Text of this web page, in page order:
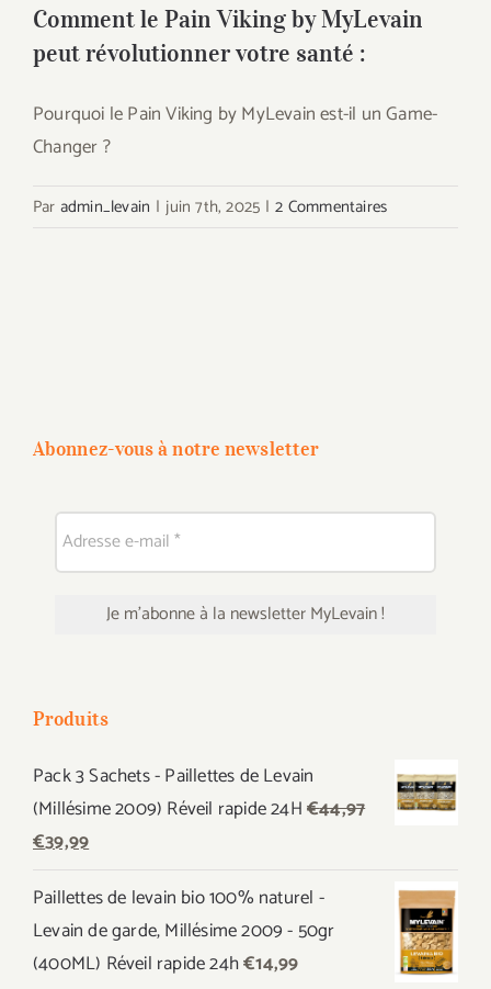
Comment le Pain Viking by MyLevain
peut révolutionner votre santé :
Pourquoi le Pain Viking by MyLevain est-il un Game-
Changer ?
Par admin_levain | juin 7th, 2025 | 2 Commentaires
Abonnez-vous à notre newsletter
Produits
Pack 3 Sachets - Paillettes de Levain
(Millésime 2009) Réveil rapide 24H€44,97
Le
initial
était :
€44,97.
€39,99Le
actuel
est :
€39,99.
Paillettes de levain bio 100% naturel -
Levain de garde, Millésime 2009 - 50gr
(400ML) Réveil rapide 24h€14,99